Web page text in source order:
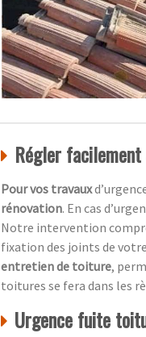
Régler
Pour vos travaux
rénovation. En cas
Notre intervention
fixation des joints de votre
entretien de toiture,
toitures se fera dans les
Urgence fuite